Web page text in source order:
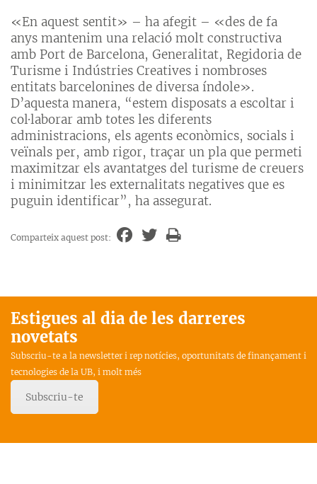
«En aquest sentit» – ha afegit – «des de fa
anys mantenim una relació molt constructiva
amb Port de Barcelona, ​​Generalitat, Regidoria de
Turisme i Indústries Creatives i nombroses
entitats barcelonines de diversa índole».
D’aquesta manera, “estem disposats a escoltar i
col·laborar amb totes les diferents
administracions, els agents econòmics, socials i
veïnals per, amb rigor, traçar un pla que permeti
maximitzar els avantatges del turisme de creuers
i minimitzar les externalitats negatives que es
puguin identificar”, ha assegurat.
Comparteix aquest post:
Estigues al dia de les darreres
novetats
Subscriu-te a la newsletter i rep notícies, oportunitats de finançament i
tecnologies de la UB, i molt més
Subscriu-te